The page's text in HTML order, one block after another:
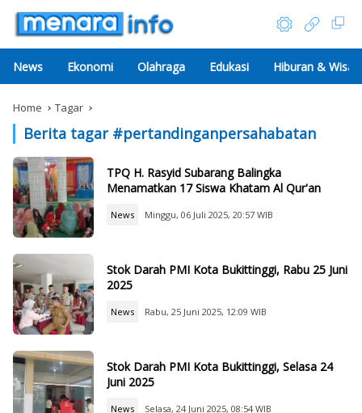
News Ekonomi Olahraga Edukasi Hiburan &
Home Tagar
Berita tagar #pertandinganpersahabatan
TPQ H. Rasyid Subarang Balingka
Menamatkan 17 Siswa Khatam Al Qur'an
News Minggu, 06 Juli 2025, 20:57 WIB
Stok Darah PMI Kota Bukittinggi, Rabu 25 Juni
2025
News Rabu, 25 Juni 2025, 12:09 WIB
Stok Darah PMI Kota Bukittinggi, Selasa 24
Juni 2025
News Selasa, 24 Juni 2025, 08:54 WIB